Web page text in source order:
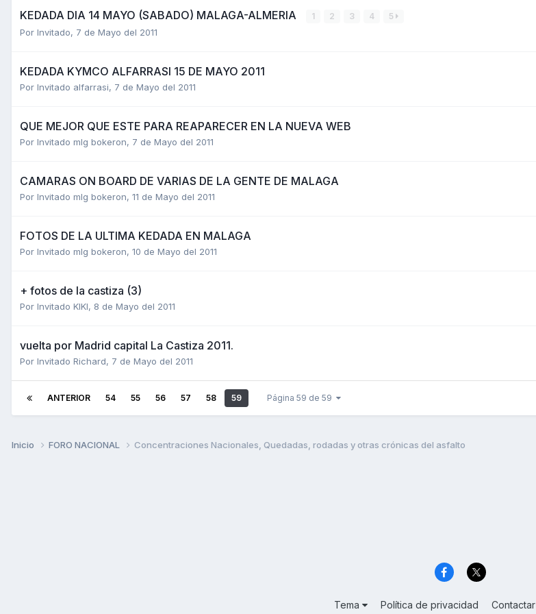
KEDADA DIA 14 MAYO (SABADO) MALAGA-ALMERIA 1 2 3 4 5
Por Invitado, 7 de Mayo del 2011
KEDADA KYMCO ALFARRASI 15 DE MAYO 2011
Por Invitado alfarrasi, 7 de Mayo del 2011
QUE MEJOR QUE ESTE PARA REAPARECER EN LA NUEVA WEB
Por Invitado mlg bokeron, 7 de Mayo del 2011
CAMARAS ON BOARD DE VARIAS DE LA GENTE DE MALAGA
Por Invitado mlg bokeron, 11 de Mayo del 2011
FOTOS DE LA ULTIMA KEDADA EN MALAGA
Por Invitado mlg bokeron, 10 de Mayo del 2011
+ fotos de la castiza (3)
Por Invitado KIKI, 8 de Mayo del 2011
vuelta por Madrid capital La Castiza 2011.
Por Invitado Richard, 7 de Mayo del 2011
ANTERIOR 54 55 56 57 58 59 Página 59 de 59
Inicio FORO NACIONAL Concentraciones Nacionales, Quedadas, rodadas y otras crónicas del asfalto
Tema Política de privacidad Contactar